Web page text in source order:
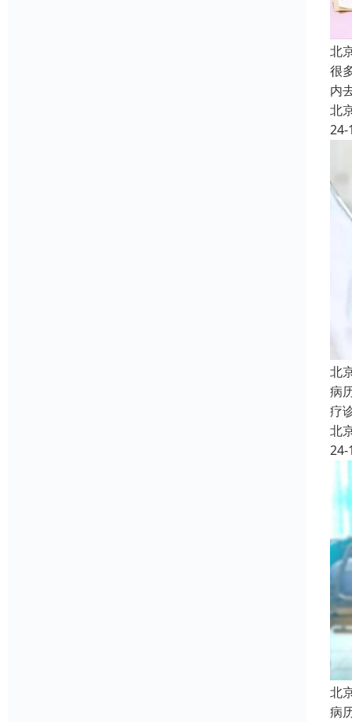
北
很
内
北
24-
北
病
疗
北
24-
北
病